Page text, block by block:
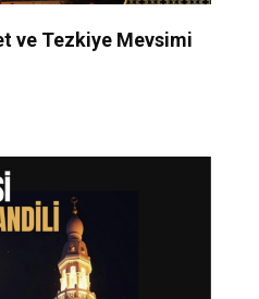
ve Tezkiye Mevsimi